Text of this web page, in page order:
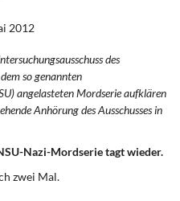
Finanzpolitik
2012
des
so genannten
angelasteten Mordserie aufklären
Anhörung des Ausschusses in
Nazi-Mordserie tagt wieder.
zwei Mal.